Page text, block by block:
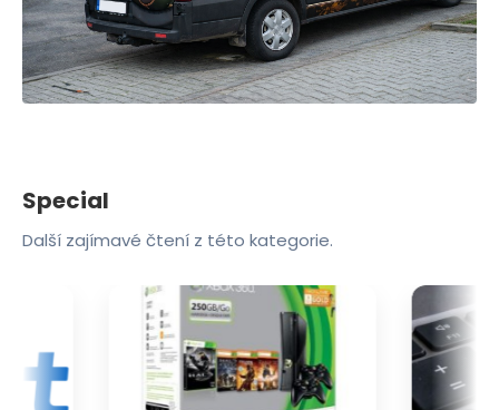
Special
Další zajímavé čtení z této kategorie.